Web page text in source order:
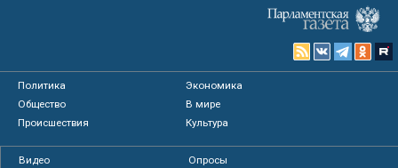
Политика
Экономика
Общество
В мире
Происшествия
Культура
Видео
Опросы